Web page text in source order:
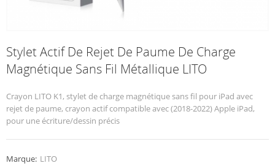
Stylet Actif De Rejet De Paume De Charge
Magnétique Sans Fil Métallique LITO
Crayon LITO K1, stylet de charge magnétique sans fil pour iPad avec
rejet de paume, crayon actif compatible avec (2018-2022) Apple iPad,
pour une écriture/dessin précis
Marque: LITO